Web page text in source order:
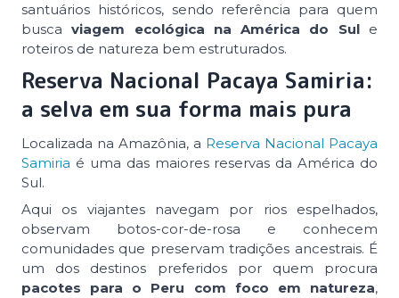
santuários históricos, sendo referência para quem
buscaviagem ecológica na América do Sule
roteiros de natureza bem estruturados.
Reserva Nacional Pacaya Samiria:
a selva em sua forma mais pura
Localizada na Amazônia, a Reserva Nacional Pacaya
Samiria é uma das maiores reservas da América do
Sul.
Aqui os viajantes navegam por rios espelhados,
observam botos-cor-de-rosa e conhecem
comunidades que preservam tradições ancestrais. É
um dos destinos preferidos por quem procura
pacotes para o Peru com foco em natureza,